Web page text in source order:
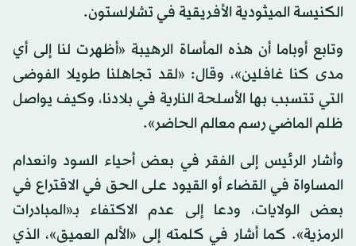
الكنيسة الميثودية الأفريقية في تشارلستون.
وتابع أوباما أن هذه المأساة الرهيبة «أظهرت لنا إلى أي
مدى كنا غافلين»، وقال: «لقد تجاهلنا طويلا الفوضى
التي تتسبب بها الأسلحة النارية في بلادنا، وكيف يواصل
ظلم الماضي رسم معالم الحاضر».
وأشار الرئيس إلى الفقر في بعض أحياء السود وانعدام
المساواة في القضاء أو القيود على الحق في الاقتراع في
بعض الولايات، ودعا إلى عدم الاكتفاء بـ«المبادرات
الرمزية». كما أشار في كلمته إلى «الألم العميق»، الذي